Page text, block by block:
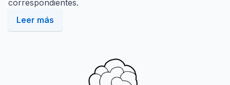
correspondientes.
Leer más